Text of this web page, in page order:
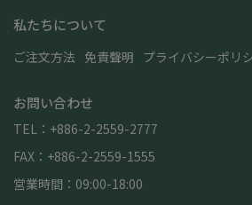
私たちについて
ご注文方法 免責聲明 プライバシーポリ
お問い合わせ
TEL：+886-2-2559-2777
FAX：+886-2-2559-1555
営業時間：09:00-18:00